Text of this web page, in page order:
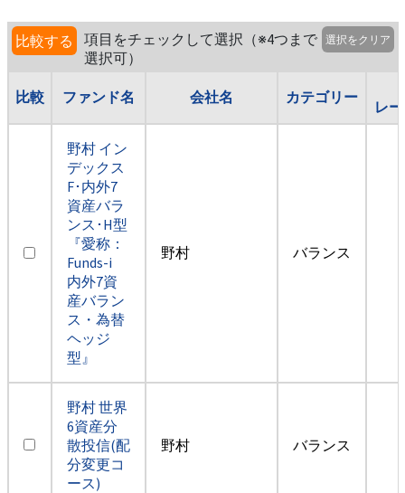
比較する
項目をチェックして選択（※4つまで
選択可）
選択をクリア
比較 ファンド名 会社名 カテゴリー
レ
野村 イン
デックス
F･内外7
資産バラ
ンス･H型
『愛称：
Funds-i
内外7資
産バラン
ス・為替
ヘッジ
型』
野村 バランス
野村 世界
6資産分
散投信(配
分変更コ
ース)
野村 バランス